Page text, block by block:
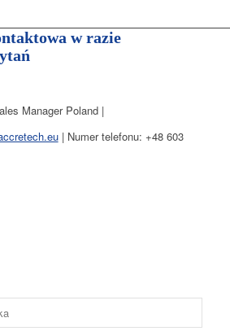
w razie
Manager Poland |
| Numer telefonu: +48 603